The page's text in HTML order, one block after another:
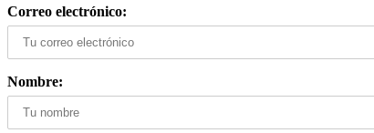
Correo electrónico:
Nombre: